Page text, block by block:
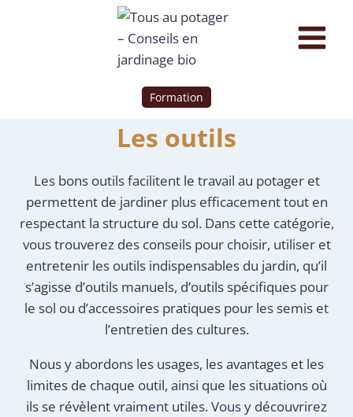
Formation
Les outils
Les bons outils facilitent le travail au potager et
permettent de jardiner plus efficacement tout en
respectant la structure du sol. Dans cette catégorie,
vous trouverez des conseils pour choisir, utiliser et
entretenir les outils indispensables du jardin, qu’il
s’agisse d’outils manuels, d’outils spécifiques pour
le sol ou d’accessoires pratiques pour les semis et
l’entretien des cultures.
Nous y abordons les usages, les avantages et les
limites de chaque outil, ainsi que les situations où
ils se révèlent vraiment utiles. Vous y découvrirez